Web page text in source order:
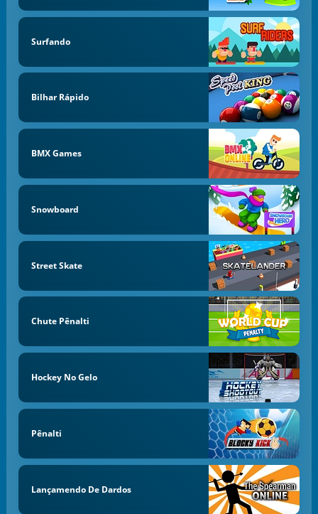
Surfando
Bilhar Rápido
BMX Games
Snowboard
Street Skate
Chute Pênalti
Hockey No Gelo
Pênalti
Lançamendo De Dardos